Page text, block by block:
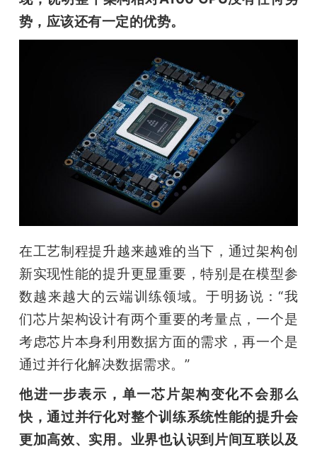
势，应该还有一定的优势。
在工艺制程提升越来越难的当下，通过架构创
新实现性能的提升更显重要，特别是在模型参
数越来越大的云端训练领域。于明扬说：“我
们芯片架构设计有两个重要的考量点，一个是
考虑芯片本身利用数据方面的需求，再一个是
通过并行化解决数据需求。”
他进一步表示，单一芯片架构变化不会那么
快，通过并行化对整个训练系统性能的提升会
更加高效、实用。业界也认识到片间互联以及